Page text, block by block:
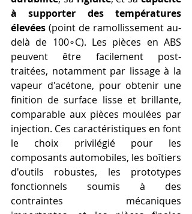
à supporter des températures
élevées (point de ramollissement au-
delà de 100∘C). Les pièces en ABS
peuvent être facilement post-
traitées, notamment par lissage à la
vapeur d'acétone, pour obtenir une
finition de surface lisse et brillante,
comparable aux pièces moulées par
injection. Ces caractéristiques en font
le choix privilégié pour les
composants automobiles, les boîtiers
d'outils robustes, les prototypes
fonctionnels soumis à des
contraintes mécaniques